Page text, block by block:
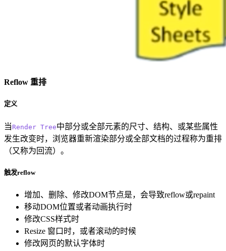
Reflow 重排
定义
当 Render Tree中部分或全部元素的尺寸、结构、或某些属性
发生改变时，浏览器重新渲染部分或全部文档的过程称为重排
（又称为回流）。
触发reflow
增加、删除、修改DOM节点是，会导致reflow或repaint
移动DOM位置或者动画执行时
修改CSS样式时
Resize 窗口时，或者滚动的时候
修改网页的默认字体时